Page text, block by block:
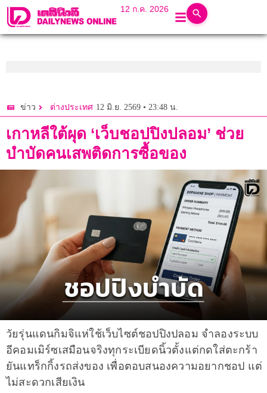
12 ก.ค. 2026
ข่าว ต่างประเทศ 12 มิ.ย. 2569 • 23:48 น.
เกาหลีใต้ผุด ‘เว็บชอปปิงปลอม’ ช่วย
บำบัดคนเสพติดการซื้อของ
วัยรุ่นแดนกิมจิแห่ใช้เว็บไซต์ชอปปิงปลอม จำลองระบบ
อีคอมเมิร์ซเสมือนจริงทุกระเบียดนิ้วตั้งแต่กดใส่ตะกร้า
ยันแทร็กกิ้งรถส่งของ เพื่อตอบสนองความอยากชอป แต่
ไม่สะดวกเสียเงิน